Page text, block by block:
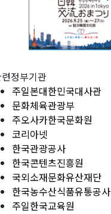
정부기관
주일본대한민국대사관
문화체육관광부
주오사카한국문화원
코리아넷
한국관광공사
한국콘텐츠진흥원
국외소재문화유산재단
한국농수산식품유통공사
주일한국교육원